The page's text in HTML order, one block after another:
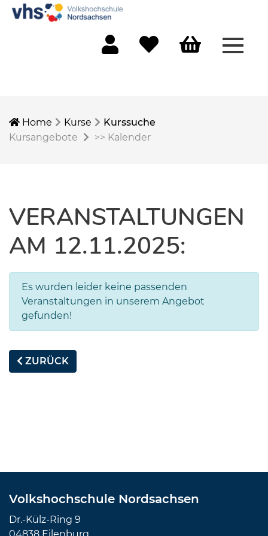
Home Kurse
Kurssuche
Kursangebote
>> Kalender
VERANSTALTUNGEN
AM 12.11.2025:
Es wurden leider keine passenden
Veranstaltungen in unserem Angebot
gefunden!
ZURÜCK
Volkshochschule Nordsachsen
Dr.-Külz-Ring 9